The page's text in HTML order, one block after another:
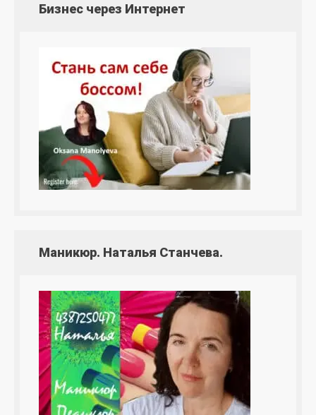
Бизнес через Интернет
Маникюр. Наталья Станчева.